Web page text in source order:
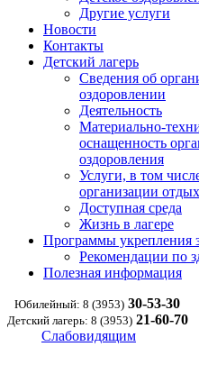
Другие услуги
Новости
Контакты
Детский лагерь
Сведения об
оздоровлении
Деятельность
Материально-
оснащенность
оздоровления
Услуги, в том
организации
Доступная среда
Жизнь в лагере
Программы укрепления
Рекомендации по
Полезная информация
Юбилейный: 8 (3953) 30-53-30
Детский лагерь: 8 (3953) 21-60-70
Слабовидящим